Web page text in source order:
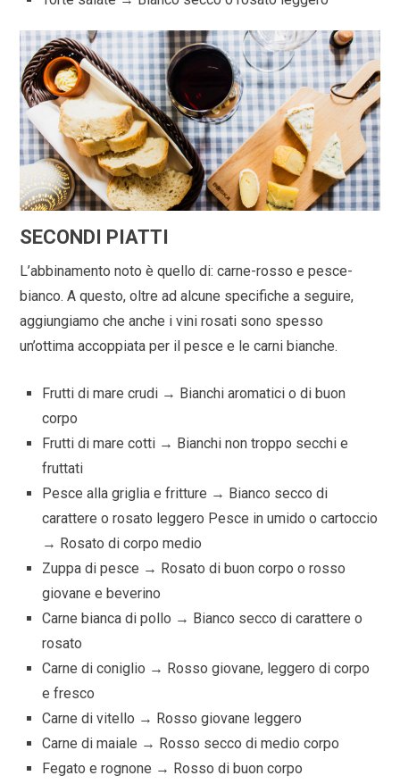
SECONDI PIATTI
L’abbinamento noto è quello di: carne-rosso e pesce-
bianco. A questo, oltre ad alcune specifiche a seguire,
aggiungiamo che anche i vini rosati sono spesso
un’ottima accoppiata per il pesce e le carni bianche.
Frutti di mare crudi → Bianchi aromatici o di buon
corpo
Frutti di mare cotti → Bianchi non troppo secchi e
fruttati
Pesce alla griglia e fritture → Bianco secco di
carattere o rosato leggero Pesce in umido o cartoccio
→ Rosato di corpo medio
Zuppa di pesce → Rosato di buon corpo o rosso
giovane e beverino
Carne bianca di pollo → Bianco secco di carattere o
rosato
Carne di coniglio → Rosso giovane, leggero di corpo
e fresco
Carne di vitello → Rosso giovane leggero
Carne di maiale → Rosso secco di medio corpo
Fegato e rognone → Rosso di buon corpo